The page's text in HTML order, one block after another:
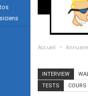
Accueil >
INTERVIEW
TESTS
COURS